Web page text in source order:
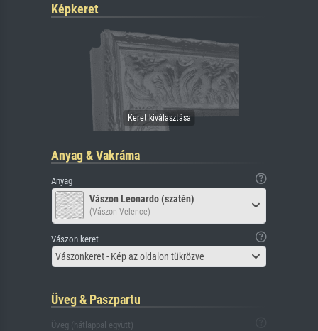
Képkeret
Anyag & Vakráma
Anyag
Vászon Leonardo (szatén)
(Vászon Velence)
Vászon keret
Vászonkeret - Kép az oldalon tükrözve
Üveg & Paszpartu
Üveg (hátlappal együtt)